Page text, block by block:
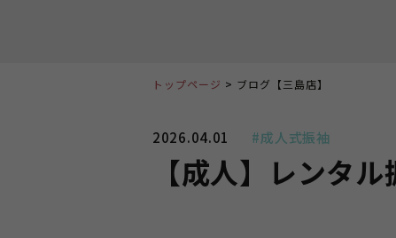
2026.04.01 #成人式振袖
【成人】レンタ
トップページ ブログ【三島店】